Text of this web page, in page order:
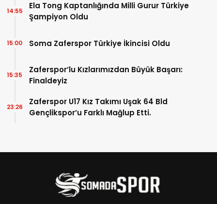
Ela Tong Kaptanlığında Milli Gurur Türkiye
Şampiyon Oldu
14:55
Soma Zaferspor Türkiye İkincisi Oldu
15:00
Zaferspor’lu Kızlarımızdan Büyük Başarı:
Finaldeyiz
15:35
Zaferspor U17 Kız Takımı Uşak 64 Bld
Gençlikspor’u Farklı Mağlup Etti.
23:26